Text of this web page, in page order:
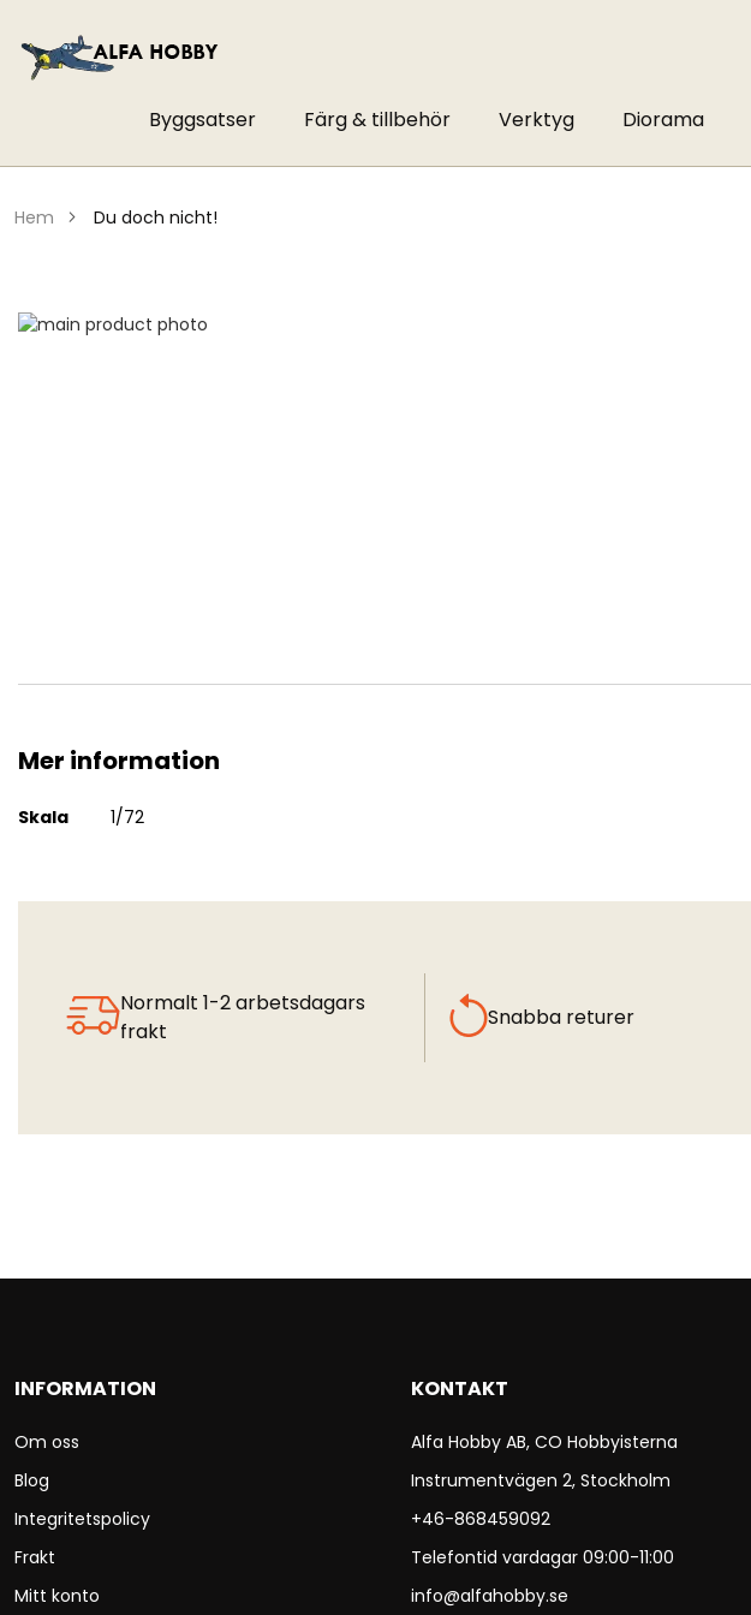
Byggsatser Färg & tillbehör Verktyg Diorama
hem du doch nicht!
Hoppa
Mer information
Mer
Skala 1/72
Normalt 1-2 arbetsdagars
frakt
Snabba returer
INFORMATION
Om oss
Blog
Integritetspolicy
Frakt
Mitt konto
KONTAKT
Alfa Hobby AB, CO Hobbyisterna
Instrumentvägen 2, Stockholm
+46-868459092
Telefontid vardagar 09:00-11:00
info@alfahobby.se